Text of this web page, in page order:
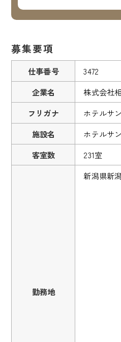
募集要項
仕事番号
3472
企業名
株式会社
フリガナ
ホテルサ
施設名
ホテルサ
客室数
231室
勤務地
新潟県新